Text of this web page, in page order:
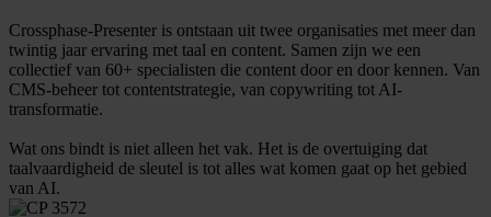
Crossphase-Presenter is ontstaan uit twee organisaties met meer dan
twintig jaar ervaring met taal en content. Samen zijn we een
collectief van 60+ specialisten die content door en door kennen. Van
CMS-beheer tot contentstrategie, van copywriting tot AI-
transformatie.
Wat ons bindt is niet alleen het vak. Het is de overtuiging dat
taalvaardigheid de sleutel is tot alles wat komen gaat op het gebied
van AI.